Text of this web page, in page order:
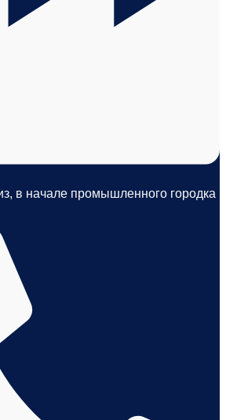
в начале промышленного городка